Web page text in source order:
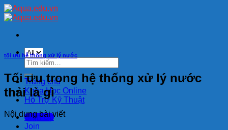
Skip
to
Tìm
kiếm:
Trang chủ
Khóa Học Online
Hỗ Trợ Kỹ Thuật
Sign Up
Join
tối ưu hệ thống xử lý nước
Tối ưu trong hệ thống xử lý nước
thải là gì
Nội dung bài viết